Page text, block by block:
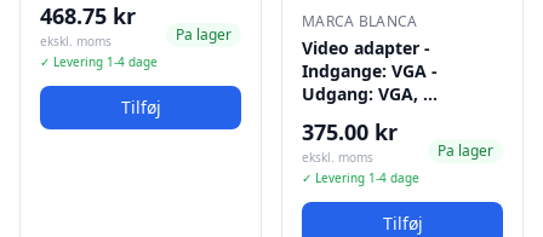
468.75 kr
ekskl. moms
✓ Levering 1-4 dage
Pa lager
Tilføj
MARCA BLANCA
Video adapter -
Indgange: VGA -
Udgang: VGA, …
375.00 kr
ekskl. moms
✓ Levering 1-4 dage
Pa lager
Tilføj